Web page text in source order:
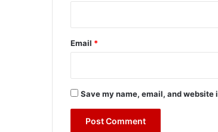
Email *
Save my name, email, and